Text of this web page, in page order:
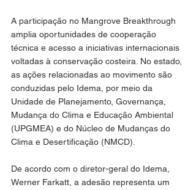
A participação no Mangrove Breakthrough
amplia oportunidades de cooperação
técnica e acesso a iniciativas internacionais
voltadas à conservação costeira. No estado,
as ações relacionadas ao movimento são
conduzidas pelo Idema, por meio da
Unidade de Planejamento, Governança,
Mudança do Clima e Educação Ambiental
(UPGMEA) e do Núcleo de Mudanças do
Clima e Desertificação (NMCD).
De acordo com o diretor-geral do Idema,
Werner Farkatt, a adesão representa um